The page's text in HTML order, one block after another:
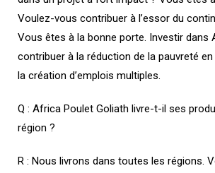
Voulez-vous contribuer à l’essor du
Vous êtes à la bonne porte. Investir dans
contribuer à la réduction de la pauvreté
la création d’emplois multiples.
Q : Africa Poulet Goliath livre-t-il ses
région ?
R : Nous livrons dans toutes les régions.